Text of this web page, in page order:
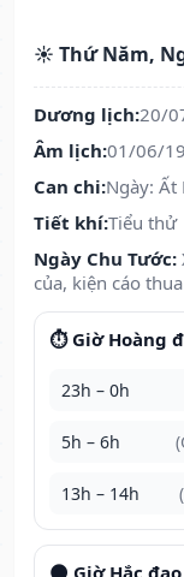
☀️ Thứ Năm,
Dương lịch:20/
Âm lịch:01/06/
Can chi:Ngày: Ất
Tiết khí:Tiểu thử
Ngày Chu Tước:
của, kiện cáo
⏱️ Giờ Hoàng
23h – 0h
5h – 6h
13h – 14h